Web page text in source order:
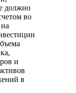
должно
во
и
в